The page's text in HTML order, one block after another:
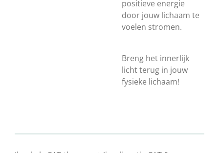
positieve energie
door jouw lichaam te
voelen stromen.
Breng het innerlijk
licht terug in jouw
fysieke lichaam!